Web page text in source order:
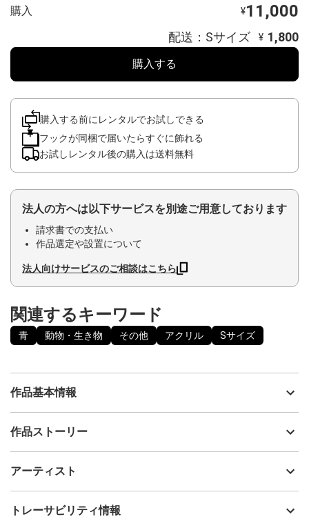
購入 ¥11,000
配送：Sサイズ ¥ 1,800
購入する
購入する前にレンタルでお試しできる
フックが同梱で届いたらすぐに飾れる
お試しレンタル後の購入は送料無料
法人の方へは以下サービスを別途ご用意しております
請求書での支払い
作品選定や設置について
法人向けサービスのご相談はこちら
関連するキーワード
青 動物・生き物 その他 アクリル Sサイズ
作品基本情報
出品者
制作年
アクリル
作品ストーリー
立体感があります。
アーティスト
萩原 樹 MIKI HAGIWARA
トレーサビリティ情報